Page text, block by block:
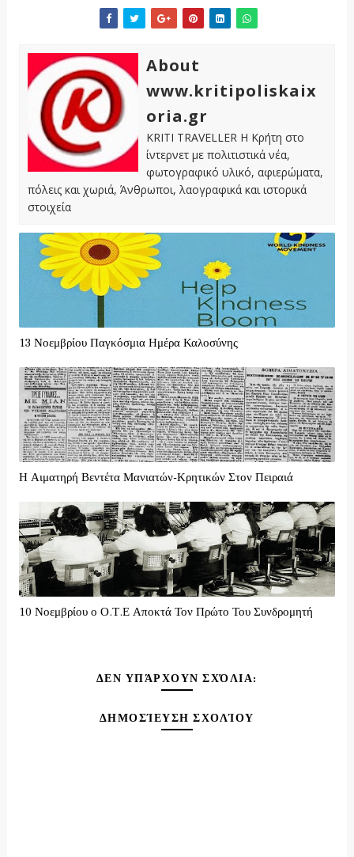
About
www.kritipoliskaix
oria.gr
KRITI TRAVELLER Η Κρήτη στο
ίντερνετ με πολιτιστικά νέα,
φωτογραφικό υλικό, αφιερώματα,
πόλεις και χωριά, Άνθρωποι, λαογραφικά και ιστορικά
στοιχεία
13 Νοεμβρίου Παγκόσμια Ημέρα Καλοσύνης
Η Αιματηρή Βεντέτα Μανιατών-Κρητικών Στον Πειραιά
10 Νοεμβρίου ο Ο.Τ.Ε Αποκτά Τον Πρώτο Του Συνδρομητή
ΔΕΝ ΥΠΆΡΧΟΥΝ ΣΧΌΛΙΑ:
ΔΗΜΟΣΊΕΥΣΗ ΣΧΟΛΊΟΥ